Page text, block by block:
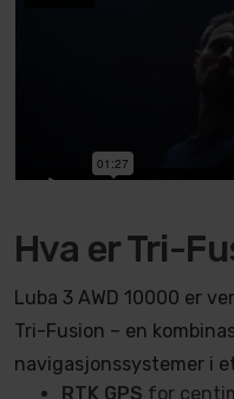
Hva er Tri-
Luba 3 AWD 10000 er
Tri-Fusion – en
navigasjonssystemer i
RTK GPS for